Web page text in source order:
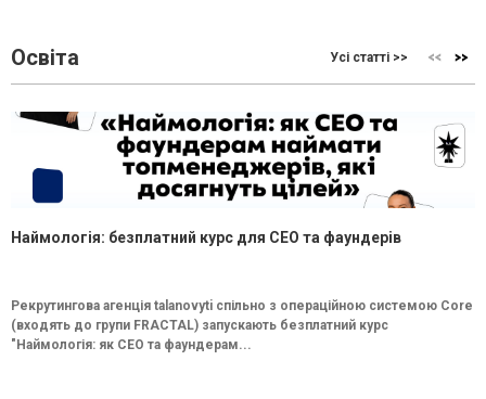
Освіта Усі статті >>
Наймологія: безплатний курс для CEO та фаундерів
Рекрутингова агенція talanovyti спільно з операційною системою Core
(входять до групи FRACTAL) запускають безплатний курс
"Наймологія: як СEO та фаундерам...